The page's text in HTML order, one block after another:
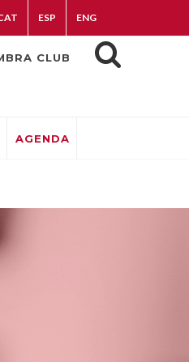
ESP ENG
CLUB
AGENDA